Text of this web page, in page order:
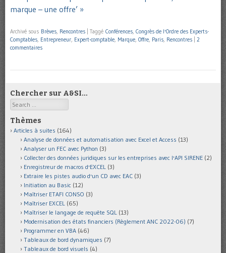
marque – une offre’ »
Archivé sous Brèves, Rencontres Taggé Conférences, Congrès de l'Ordre des Experts-
Comptables, Entrepreneur, Expert-comptable, Marque, Offre, Paris, Rencontres
2
commentaires
Chercher sur A&SI…
Search
Thèmes
Articles à suites (164)
Analyse de données et automatisation avec Excel et Access (13)
Analyser un FEC avec Python (3)
Collecter des données juridiques sur les entreprises avec l'API SIRENE (2)
Enregistreur de macros d'EXCEL (3)
Extraire les pistes audio d'un CD avec EAC (3)
Initiation au Basic (12)
Maîtriser ETAFI CONSO (3)
Maîtriser EXCEL (65)
Maîtriser le langage de requête SQL (13)
Modernisation des états financiers (Règlement ANC 2022-06) (7)
Programmer en VBA (46)
Tableaux de bord dynamiques (7)
Tableaux de bord visuels (4)